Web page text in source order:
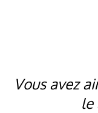
Vous avez
le